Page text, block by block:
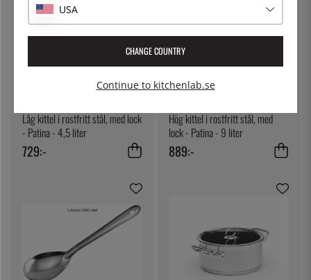
Låg kittel i rostfritt stål, med lock
- Patina - 4,5 liter
729:-
Hög kittel i rostfritt stål, med
lock - Patina - 9 liter
889:-
USA
CHANGE COUNTRY
Continue to kitchenlab.se